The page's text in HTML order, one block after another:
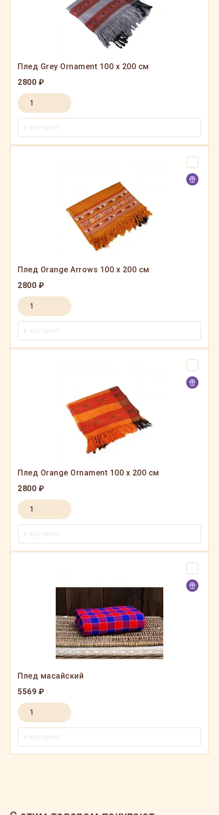
Плед Grey Ornament 100 x 200 см
2800 ₽
В КОРЗИНУ
Плед Orange Arrows 100 x 200 см
2800 ₽
В КОРЗИНУ
Плед Orange Ornament 100 x 200 см
2800 ₽
В КОРЗИНУ
Плед масайский
5569 ₽
В КОРЗИНУ